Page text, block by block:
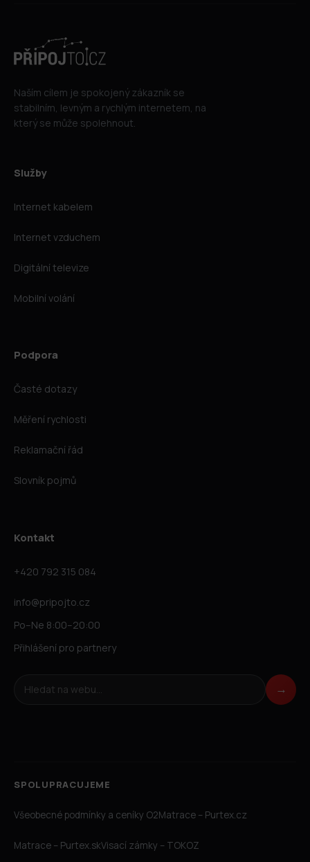
Naším cílem je spokojený zákazník se
stabilním, levným a rychlým internetem, na
který se může spolehnout.
Služby
Internet kabelem
Internet vzduchem
Digitální televize
Mobilní volání
Podpora
Časté dotazy
Měření rychlosti
Reklamační řád
Slovník pojmů
Kontakt
+420 792 315 084
info@pripojto.cz
Po–Ne 8:00–20:00
Přihlášení pro partnery
Hledat na webu →
SPOLUPRACUJEME
Všeobecné podmínky a ceníky O2Matrace – Purtex.cz
Matrace – Purtex.skVisací zámky – TOKOZ